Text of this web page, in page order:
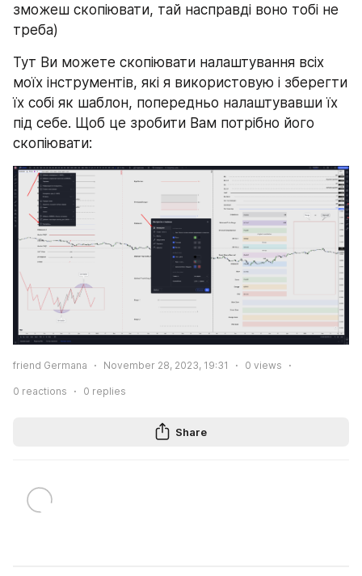
зможеш скопіювати, тай насправді воно тобі не
треба)
Тут Ви можете скопіювати налаштування всіх
моїх інструментів, які я використовую і зберегти
їх собі як шаблон, попередньо налаштувавши їх
під себе. Щоб це зробити Вам потрібно його
скопіювати:
friend Germana November 28, 2023, 19:31 0 views
0 reactions 0 replies
Share